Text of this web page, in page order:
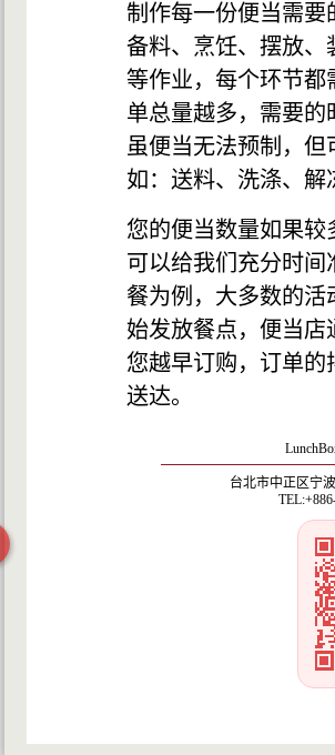
制作每一份便当需要
备料、烹饪、摆放、
等作业，每个环节都
单总量越多，需要的
虽便当无法预制，但
如：送料、洗涤、解
您的便当数量如果
可以给我们充分时
餐为例，大多数的活
始发放餐点，便当店
您越早订购，订单
送达。
台北市中正区宁